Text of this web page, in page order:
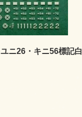
ニ26・キニ56標記白